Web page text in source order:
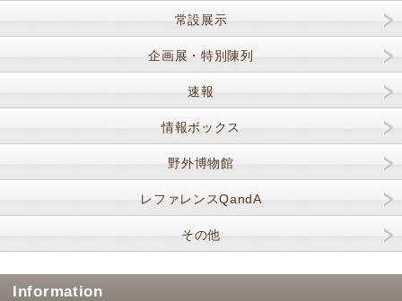
常設展示
企画展・特別陳列
速報
情報ボックス
野外博物館
レファレンスQandA
その他
Information